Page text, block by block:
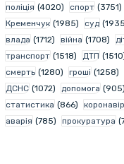
поліція (4020) спорт (3751)
Кременчук (1985) суд
влада (1712) війна (1708)
транспорт (1518) ДТП
смерть (1280) гроші (1258)
ДСНС (1072) допомога (905)
статистика (866)
аварія (785) прокуратура